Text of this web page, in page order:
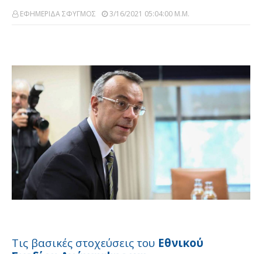
ΕΦΗΜΕΡΙΔΑ ΣΦΥΓΜΟΣ 3/16/2021 05:04:00 Μ.μ.
Τις βασικές στοχεύσεις του Εθνικού